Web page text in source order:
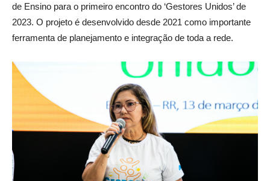
de Ensino para o primeiro encontro do ‘Gestores Unidos’ de
2023. O projeto é desenvolvido desde 2021 como importante
ferramenta de planejamento e integração de toda a rede.